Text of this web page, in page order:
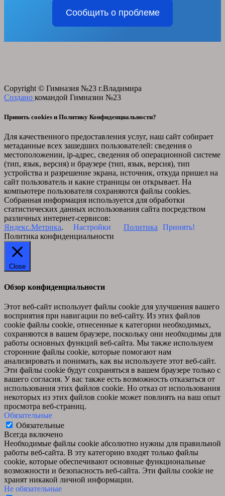
Сообщить о проблеме
Copyright © Гимназия №23 г.Владимира
Создано командой Гимназии №23
Принять cookies и Политику Конфиденциальности?
Для качественного предоставления услуг, наш сайт собирает
метаданные всех зашедших пользователей: сведения о
местоположении, ip-адрес, сведения об операционной системе
(тип, язык, версия) и браузере (тип, язык, версия), тип
устройства и разрешение экрана, источник, откуда пришел на
сайт пользователь и какие страницы он открывает. На
компьютере пользователя сохраняются файлы cookies.
Собранная информация используется для обработки
статистических данных использования сайта посредством
различных интернет-сервисов:
Яндекс.Метрика. Настройки Политика
Принять!
Политика конфиденциальности
Close
Обзор конфиденциальности
Этот веб-сайт использует файлы cookie для улучшения вашего
восприятия при навигации по веб-сайту. Из этих файлов
cookie файлы cookie, отнесенные к категории необходимых,
сохраняются в вашем браузере, поскольку они необходимы для
работы основных функций веб-сайта. Мы также используем
сторонние файлы cookie, которые помогают нам
анализировать и понимать, как вы используете этот веб-сайт.
Эти файлы cookie будут сохраняться в вашем браузере только с
вашего согласия. У вас также есть возможность отказаться от
использования этих файлов cookie. Но отказ от использования
некоторых из этих файлов cookie может повлиять на ваш опыт
просмотра веб-страниц.
Обязательные
Обязательные
Всегда включено
Необходимые файлы cookie абсолютно нужны для правильной
работы веб-сайта. В эту категорию входят только файлы
cookie, которые обеспечивают основные функциональные
возможности и безопасность веб-сайта. Эти файлы cookie не
хранят никакой личной информации.
Не обязательные